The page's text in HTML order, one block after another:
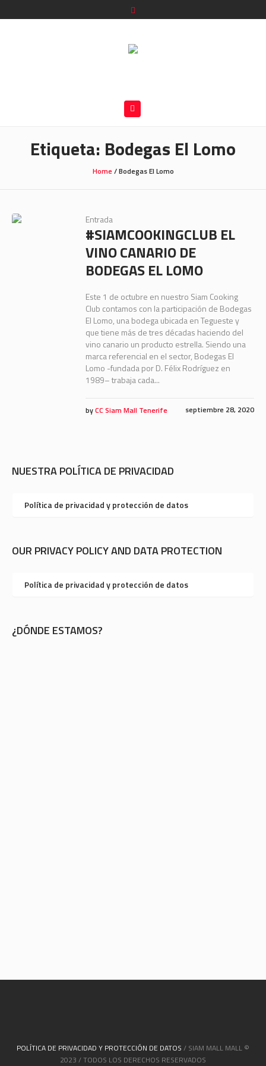
Etiqueta: Bodegas El Lomo
Home/Bodegas El Lomo
Entrada
#SIAMCOOKINGCLUB EL
VINO CANARIO DE
BODEGAS EL LOMO
Este 1 de octubre en nuestro Siam Cooking
Club contamos con la participación de Bodegas
El Lomo, una bodega ubicada en Tegueste y
que tiene más de tres décadas haciendo del
vino canario un producto estrella. Siendo una
marca referencial en el sector, Bodegas El
Lomo -fundada por D. Félix Rodríguez en
1989– trabaja cada...
septiembre 28, 2020
byCC Siam Mall Tenerife
NUESTRA POLÍTICA DE PRIVACIDAD
Política de privacidad y protección de datos
OUR PRIVACY POLICY AND DATA PROTECTION
Política de privacidad y protección de datos
¿DÓNDE ESTAMOS?
POLÍTICA DE PRIVACIDAD Y PROTECCIÓN DE DATOS / SIAM MALL MALL ©
2023 / TODOS LOS DERECHOS RESERVADOS